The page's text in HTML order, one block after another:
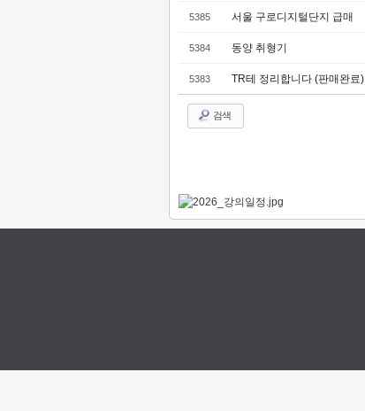
5385 서울 구로디지털단지 급매
5384 동양 취형기
5383 TR테 정리합니다 (판매완료)
검색